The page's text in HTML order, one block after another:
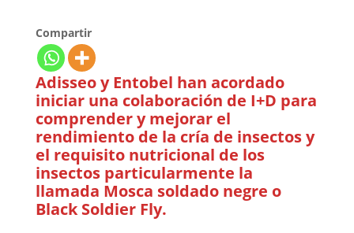
Compartir
Adisseo y Entobel han acordado
iniciar una colaboración de I+D para
comprender y mejorar el
rendimiento de la cría de insectos y
el requisito nutricional de los
insectos particularmente la
llamada Mosca soldado negre o
Black Soldier Fly.